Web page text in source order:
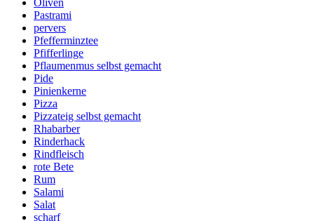
Pastrami
pervers
Pfefferminztee
Pfifferlinge
Pflaumenmus selbst gemacht
Pide
Pinienkerne
Pizza
Pizzateig selbst gemacht
Rhabarber
Rinderhack
Rindfleisch
rote Bete
Rum
Salami
Salat
scharf